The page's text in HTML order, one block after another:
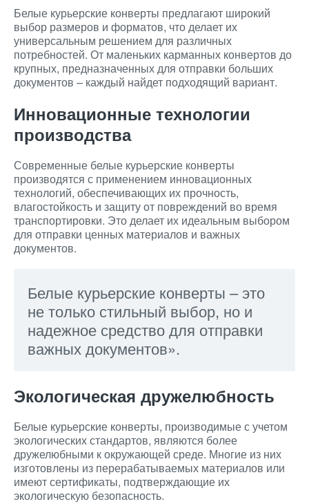
Белые курьерские конверты предлагают широкий
выбор размеров и форматов, что делает их
универсальным решением для различных
потребностей. От маленьких карманных конвертов до
крупных, предназначенных для отправки больших
документов – каждый найдет подходящий вариант.
Инновационные технологии
производства
Современные белые курьерские конверты
производятся с применением инновационных
технологий, обеспечивающих их прочность,
влагостойкость и защиту от повреждений во время
транспортировки. Это делает их идеальным выбором
для отправки ценных материалов и важных
документов.
Белые курьерские конверты – это
не только стильный выбор, но и
надежное средство для отправки
важных документов».
Экологическая дружелюбность
Белые курьерские конверты, производимые с учетом
экологических стандартов, являются более
дружелюбными к окружающей среде. Многие из них
изготовлены из перерабатываемых материалов или
имеют сертификаты, подтверждающие их
экологическую безопасность.